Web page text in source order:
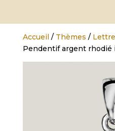
Accueil / Thèmes /
Pendentif argent rhodié